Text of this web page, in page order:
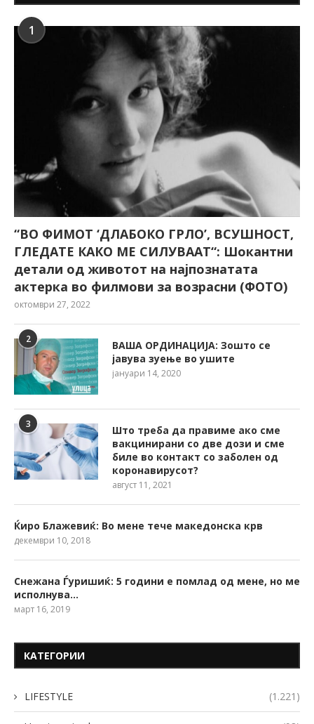
1
“ВО ФИМОТ ‘ДЛАБОКО ГРЛО’, ВСУШНОСТ,
ГЛЕДАТЕ КАКО МЕ СИЛУВААТ“: Шокантни
детали од животот на најпознатата
актерка во филмови за возрасни (ФОТО)
октомври 27, 2022
2
ВАША ОРДИНАЦИЈА: Зошто се
јавува зуење во ушите
јануари 14, 2020
3
Што треба да правиме ако сме
вакцинирани со две дози и сме
биле во контакт со заболен од
коронавирусот?
август 11, 2021
Ќиро Блажевиќ: Во мене тече македонска крв
декември 10, 2018
Снежана Ѓуришиќ: 5 години е помлад од мене, но ме
исполнува…
март 16, 2019
КАТЕГОРИИ
LIFESTYLE (1.221)